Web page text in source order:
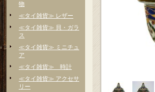
物
≪タイ雑貨≫ レザー
≪タイ雑貨≫ 貝・ガラ
ス
≪タイ雑貨≫ ミニチュ
ア
≪タイ雑貨≫ 時計
≪タイ雑貨≫ アクセサ
リー